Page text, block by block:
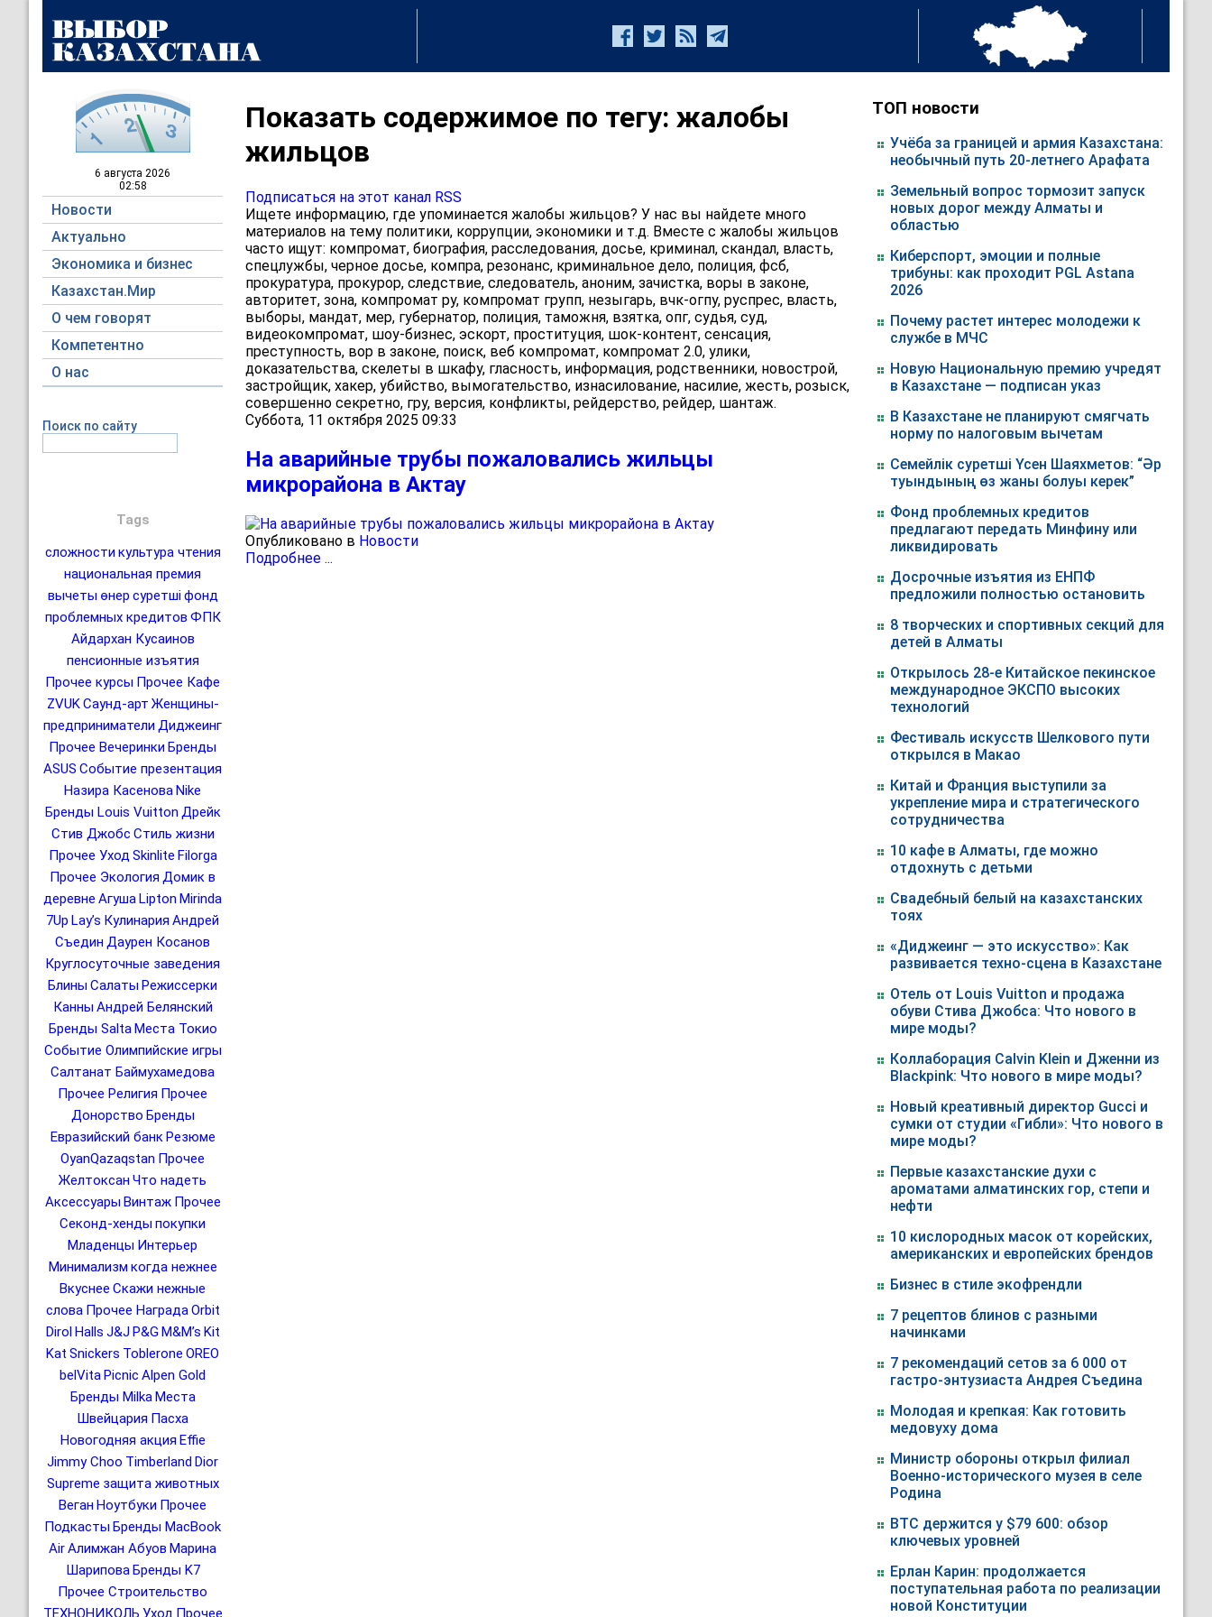
6 августа 2026
02:58
Новости
Актуально
Экономика и бизнес
Казахстан.Мир
О чем говорят
Компетентно
О нас
Поиск по сайту
Tags
сложности культура чтения
национальная премия
вычеты өнер суретшіфонд
проблемных кредитов ФПК
Айдархан Кусаинов
пенсионные изъятия
Прочее курсы Прочее Кафе
ZVUKСаунд-арт Женщины-
предприниматели Диджеинг
Прочее Вечеринки Бренды
ASUS Событие презентация
Назира Касенова Nike
Бренды Louis Vuitton Дрейк
Стив Джобс Стиль жизни
Прочее Уход Skinlite Filorga
Прочее Экология Домик в
деревне Агуша Lipton Mirinda
7Up Lay’s Кулинария Андрей
Съедин Даурен Косанов
Круглосуточные заведения
Блины Салаты Режиссерки
Канны Андрей Белянский
Бренды Salta Места Токио
Событие Олимпийские игры
Салтанат Баймухамедова
Прочее Религия Прочее
Донорство Бренды
Евразийский банк Резюме
OyanQazaqstan Прочее
Желтоксан Что надеть
Аксессуары Винтаж Прочее
Секонд-хенды покупки
Младенцы Интерьер
Минимализм когда нежнее
Вкуснее Скажи нежные
слова Прочее НаградаOrbit
Dirol Halls J&J P&G M&M’s Kit
Kat Snickers Toblerone OREO
belVita Picnic Alpen Gold
Бренды Milka Места
Швейцария Пасха
Новогодняя акция Effie
Jimmy Choo Timberland Dior
Supreme защита животных
Веган Ноутбуки Прочее
Подкасты Бренды MacBook
AirАлимжан Абуов Марина
Шарипова Бренды K7
Прочее Строительство
Показать содержимое по тегу: жалобы
жильцов
Подписаться на этот канал RSS
Ищете информацию, где упоминается жалобы жильцов? У нас вы найдете много
материалов на тему политики, коррупции, экономики и т.д. Вместе с жалобы жильцов
часто ищут: компромат, биография, расследования, досье, криминал, скандал, власть,
спецлужбы, черное досье, компра, резонанс, криминальное дело, полиция, фсб,
прокуратура, прокурор, следствие, следователь, аноним, зачистка, воры в законе,
авторитет, зона, компромат ру, компромат групп, незыгарь, вчк-огпу, руспрес, власть,
выборы, мандат, мер, губернатор, полиция, таможня, взятка, опг, судья, суд,
видеокомпромат, шоу-бизнес, эскорт, проституция, шок-контент, сенсация,
преступность, вор в законе, поиск, веб компромат, компромат 2.0, улики,
доказательства, скелеты в шкафу, гласность, информация, родственники, новострой,
застройщик, хакер, убийство, вымогательство, изнасилование, насилие, жесть, розыск,
совершенно секретно, гру, версия, конфликты, рейдерство, рейдер, шантаж.
Суббота, 11 октября 2025 09:33
На аварийные трубы пожаловались жильцы
микрорайона в Актау
Опубликовано в Новости
Подробнее ...
ТОП новости
Учёба за границей и армия Казахстана:
необычный путь 20-летнего Арафата
Земельный вопрос тормозит запуск
новых дорог между Алматы и
областью
Киберспорт, эмоции и полные
трибуны: как проходит PGL Astana
2026
Почему растет интерес молодежи к
службе в МЧС
Новую Национальную премию учредят
в Казахстане — подписан указ
В Казахстане не планируют смягчать
норму по налоговым вычетам
Семейлік суретші Үсен Шаяхметов: “Әр
туындының өз жаны болуы керек”
Фонд проблемных кредитов
предлагают передать Минфину или
ликвидировать
Досрочные изъятия из ЕНПФ
предложили полностью остановить
8 творческих и спортивных секций для
детей в Алматы
Открылось 28-е Китайское пекинское
международное ЭКСПО высоких
технологий
Фестиваль искусств Шелкового пути
открылся в Макао
Китай и Франция выступили за
укрепление мира и стратегического
сотрудничества
10 кафе в Алматы, где можно
отдохнуть с детьми
Свадебный белый на казахстанских
тоях
«Диджеинг — это искусство»: Как
развивается техно-сцена в Казахстане
Отель от Louis Vuitton и продажа
обуви Стива Джобса: Что нового в
мире моды?
Коллаборация Calvin Klein и Дженни из
Blackpink: Что нового в мире моды?
Новый креативный директор Gucci и
сумки от студии «Гибли»: Что нового в
мире моды?
Первые казахстанские духи с
ароматами алматинских гор, степи и
нефти
10 кислородных масок от корейских,
американских и европейских брендов
Бизнес в стиле экофрендли
7 рецептов блинов с разными
начинками
7 рекомендаций сетов за 6 000 от
гастро-энтузиаста Андрея Съедина
Молодая и крепкая: Как готовить
медовуху дома
Министр обороны открыл филиал
Военно-исторического музея в селе
Родина
BTC держится у $79 600: обзор
ключевых уровней
Ерлан Карин: продолжается
поступательная работа по реализации
новой Конституции